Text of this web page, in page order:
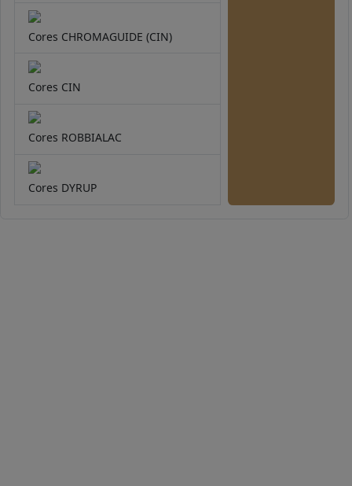
Cores CHROMAGUIDE (CIN)
Cores CIN
Cores ROBBIALAC
Cores DYRUP